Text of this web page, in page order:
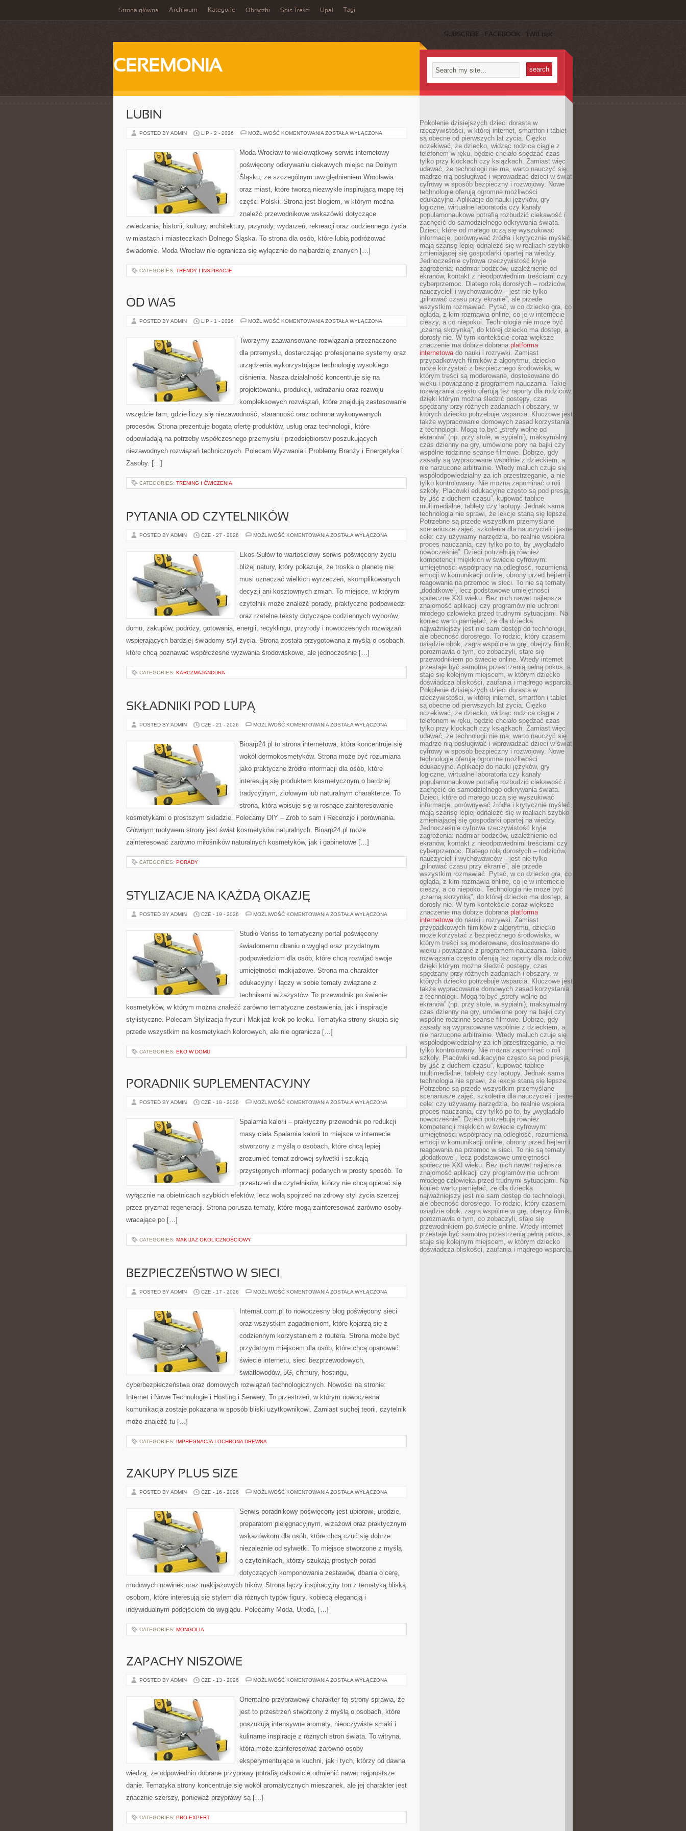
Strona główna Archiwum Kategorie Obrączki Spis Treści Upał Tagi
SUBSCRIBE FACEBOOK TWITTER
CEREMONIA
LUBIN
POSTED BY ADMIN LIP - 2 - 2026 MOŻLIWOŚĆ KOMENTOWANIA LUBIN
ZOSTAŁA WYŁĄCZONA
Moda Wrocław to wielowątkowy serwis internetowy
poświęcony odkrywaniu ciekawych miejsc na Dolnym
Śląsku, ze szczególnym uwzględnieniem Wrocławia
oraz miast, które tworzą niezwykle inspirującą mapę tej
części Polski. Strona jest blogiem, w którym można
znaleźć przewodnikowe wskazówki dotyczące
zwiedzania, historii, kultury, architektury, przyrody, wydarzeń, rekreacji oraz codziennego życia
w miastach i miasteczkach Dolnego Śląska. To strona dla osób, które lubią podróżować
świadomie. Moda Wrocław nie ogranicza się wyłącznie do najbardziej znanych […]
CATEGORIES: TRENDY I INSPIRACJE
OD WAS
POSTED BY ADMIN LIP - 1 - 2026 MOŻLIWOŚĆ KOMENTOWANIA OD
ZOSTAŁA WYŁĄCZONA
Tworzymy zaawansowane rozwiązania przeznaczone
dla przemysłu, dostarczając profesjonalne systemy oraz
urządzenia wykorzystujące technologię wysokiego
ciśnienia. Nasza działalność koncentruje się na
projektowaniu, produkcji, wdrażaniu oraz rozwoju
kompleksowych rozwiązań, które znajdują zastosowanie
wszędzie tam, gdzie liczy się niezawodność, staranność oraz ochrona wykonywanych
procesów. Strona prezentuje bogatą ofertę produktów, usług oraz technologii, które
odpowiadają na potrzeby współczesnego przemysłu i przedsiębiorstw poszukujących
niezawodnych rozwiązań technicznych. Polecam Wyzwania i Problemy Branży i Energetyka i
Zasoby. […]
CATEGORIES: TRENING I ĆWICZENIA
PYTANIA OD CZYTELNIKÓW
POSTED BY ADMIN CZE - 27 - 2026 MOŻLIWOŚĆ KOMENTOWANIA PYTANIA
ZOSTAŁA WYŁĄCZONA
Ekos-Sułów to wartościowy serwis poświęcony życiu
bliżej natury, który pokazuje, że troska o planetę nie
musi oznaczać wielkich wyrzeczeń, skomplikowanych
decyzji ani kosztownych zmian. To miejsce, w którym
czytelnik może znaleźć porady, praktyczne podpowiedzi
oraz rzetelne teksty dotyczące codziennych wyborów,
domu, zakupów, podróży, gotowania, energii, recyklingu, przyrody i nowoczesnych rozwiązań
wspierających bardziej świadomy styl życia. Strona została przygotowana z myślą o osobach,
które chcą poznawać współczesne wyzwania środowiskowe, ale jednocześnie […]
CATEGORIES: KARCZMAJANDURA
SKŁADNIKI POD LUPĄ
POSTED BY ADMIN CZE - 21 - 2026 MOŻLIWOŚĆ KOMENTOWANIA SKŁADNIKI
ZOSTAŁA WYŁĄCZONA
Bioarp24.pl to strona internetowa, która koncentruje się
wokół dermokosmetyków. Strona może być rozumiana
jako praktyczne źródło informacji dla osób, które
interesują się produktem kosmetycznym o bardziej
tradycyjnym, ziołowym lub naturalnym charakterze. To
strona, która wpisuje się w rosnące zainteresowanie
kosmetykami o prostszym składzie. Polecamy DIY – Zrób to sam i Recenzje i porównania.
Głównym motywem strony jest świat kosmetyków naturalnych. Bioarp24.pl może
zainteresować zarówno miłośników naturalnych kosmetyków, jak i gabinetowe […]
CATEGORIES: PORADY
STYLIZACJE NA KAŻDĄ OKAZJĘ
POSTED BY ADMIN CZE - 19 - 2026 MOŻLIWOŚĆ KOMENTOWANIA STYLIZACJE
OKAZJĘ
ZOSTAŁA WYŁĄCZONA
Studio Veriss to tematyczny portal poświęcony
świadomemu dbaniu o wygląd oraz przydatnym
podpowiedziom dla osób, które chcą rozwijać swoje
umiejętności makijażowe. Strona ma charakter
edukacyjny i łączy w sobie tematy związane z
technikami wizażystów. To przewodnik po świecie
kosmetyków, w którym można znaleźć zarówno tematyczne zestawienia, jak i inspiracje
stylistyczne. Polecam Stylizacja fryzur i Makijaż krok po kroku. Tematyka strony skupia się
przede wszystkim na kosmetykach kolorowych, ale nie ogranicza […]
CATEGORIES: EKO W DOMU
PORADNIK SUPLEMENTACYJNY
POSTED BY ADMIN CZE - 18 - 2026 MOŻLIWOŚĆ KOMENTOWANIA PORADNIK
ZOSTAŁA WYŁĄCZONA
Spalarnia kalorii – praktyczny przewodnik po redukcji
masy ciała Spalarnia kalorii to miejsce w internecie
stworzony z myślą o osobach, które chcą lepiej
zrozumieć temat zdrowej sylwetki i szukają
przystępnych informacji podanych w prosty sposób. To
przestrzeń dla czytelników, którzy nie chcą opierać się
wyłącznie na obietnicach szybkich efektów, lecz wolą spojrzeć na zdrowy styl życia szerzej:
przez pryzmat regeneracji. Strona porusza tematy, które mogą zainteresować zarówno osoby
wracające po […]
CATEGORIES: MAKIJAŻ OKOLICZNOŚCIOWY
BEZPIECZEŃSTWO W SIECI
POSTED BY ADMIN CZE - 17 - 2026 MOŻLIWOŚĆ KOMENTOWANIA BEZPIECZEŃSTWO
ZOSTAŁA WYŁĄCZONA
Internat.com.pl to nowoczesny blog poświęcony sieci
oraz wszystkim zagadnieniom, które kojarzą się z
codziennym korzystaniem z routera. Strona może być
przydatnym miejscem dla osób, które chcą opanować
świecie internetu, sieci bezprzewodowych,
światłowodów, 5G, chmury, hostingu,
cyberbezpieczeństwa oraz domowych rozwiązań technologicznych. Nowości na stronie:
Internet i Nowe Technologie i Hosting i Serwery. To przestrzeń, w którym nowoczesna
komunikacja zostaje pokazana w sposób bliski użytkownikowi. Zamiast suchej teorii, czytelnik
może znaleźć tu […]
CATEGORIES: IMPREGNACJA I OCHRONA DREWNA
ZAKUPY PLUS SIZE
POSTED BY ADMIN CZE - 16 - 2026 MOŻLIWOŚĆ KOMENTOWANIA ZAKUPY
ZOSTAŁA WYŁĄCZONA
Serwis poradnikowy poświęcony jest ubiorowi, urodzie,
preparatom pielęgnacyjnym, wizażowi oraz praktycznym
wskazówkom dla osób, które chcą czuć się dobrze
niezależnie od sylwetki. To miejsce stworzone z myślą
o czytelnikach, którzy szukają prostych porad
dotyczących komponowania zestawów, dbania o cerę,
modowych nowinek oraz makijażowych trików. Strona łączy inspiracyjny ton z tematyką bliską
osobom, które interesują się stylem dla różnych typów figury, kobiecą elegancją i
indywidualnym podejściem do wyglądu. Polecamy Moda, Uroda, […]
CATEGORIES: MONGOLIA
ZAPACHY NISZOWE
POSTED BY ADMIN CZE - 13 - 2026 MOŻLIWOŚĆ KOMENTOWANIA ZAPACHY
ZOSTAŁA WYŁĄCZONA
Orientalno-przyprawowy charakter tej strony sprawia, że
jest to przestrzeń stworzony z myślą o osobach, które
poszukują intensywne aromaty, nieoczywiste smaki i
kulinarne inspiracje z różnych stron świata. To witryna,
która może zainteresować zarówno osoby
eksperymentujące w kuchni, jak i tych, którzy od dawna
wiedzą, że odpowiednio dobrane przyprawy potrafią całkowicie odmienić nawet najprostsze
danie. Tematyka strony koncentruje się wokół aromatycznych mieszanek, ale jej charakter jest
znacznie szerszy, ponieważ przyprawy są […]
CATEGORIES: PRO-EXPERT
Pokolenie dzisiejszych dzieci dorasta w
rzeczywistości, w której internet, smartfon i tablet
są obecne od pierwszych lat życia. Ciężko
oczekiwać, że dziecko, widząc rodzica ciągle z
telefonem w ręku, będzie chciało spędzać czas
tylko przy klockach czy książkach. Zamiast więc
udawać, że technologii nie ma, warto nauczyć się
mądrze nią posługiwać i wprowadzać dzieci w świat
cyfrowy w sposób bezpieczny i rozwojowy. Nowe
technologie oferują ogromne możliwości
edukacyjne. Aplikacje do nauki języków, gry
logiczne, wirtualne laboratoria czy kanały
popularnonaukowe potrafią rozbudzić ciekawość i
zachęcić do samodzielnego odkrywania świata.
Dzieci, które od małego uczą się wyszukiwać
informacje, porównywać źródła i krytycznie myśleć,
mają szansę lepiej odnaleźć się w realiach szybko
zmieniającej się gospodarki opartej na wiedzy.
Jednocześnie cyfrowa rzeczywistość kryje
zagrożenia: nadmiar bodźców, uzależnienie od
ekranów, kontakt z nieodpowiednimi treściami czy
cyberprzemoc. Dlatego rolą dorosłych – rodziców,
nauczycieli i wychowawców – jest nie tylko
„pilnować czasu przy ekranie”, ale przede
wszystkim rozmawiać. Pytać, w co dziecko gra, co
ogląda, z kim rozmawia online, co je w internecie
cieszy, a co niepokoi. Technologia nie może być
„czarną skrzynką”, do której dziecko ma dostęp, a
dorosły nie. W tym kontekście coraz większe
znaczenie ma dobrze dobrana platforma
internetowado nauki i rozrywki. Zamiast
przypadkowych filmików z algorytmu, dziecko
może korzystać z bezpiecznego środowiska, w
którym treści są moderowane, dostosowane do
wieku i powiązane z programem nauczania. Takie
rozwiązania często oferują też raporty dla rodziców,
dzięki którym można śledzić postępy, czas
spędzany przy różnych zadaniach i obszary, w
których dziecko potrzebuje wsparcia. Kluczowe jest
także wypracowanie domowych zasad korzystania
z technologii. Mogą to być „strefy wolne od
ekranów” (np. przy stole, w sypialni), maksymalny
czas dzienny na gry, umówione pory na bajki czy
wspólne rodzinne seanse filmowe. Dobrze, gdy
zasady są wypracowane wspólnie z dzieckiem, a
nie narzucone arbitralnie. Wtedy maluch czuje się
współodpowiedzialny za ich przestrzeganie, a nie
tylko kontrolowany. Nie można zapominać o roli
szkoły. Placówki edukacyjne często są pod presją,
by „iść z duchem czasu”, kupować tablice
multimedialne, tablety czy laptopy. Jednak sama
technologia nie sprawi, że lekcje staną się lepsze.
Potrzebne są przede wszystkim przemyślane
scenariusze zajęć, szkolenia dla nauczycieli i jasne
cele: czy używamy narzędzia, bo realnie wspiera
proces nauczania, czy tylko po to, by „wyglądało
nowocześnie”. Dzieci potrzebują również
kompetencji miękkich w świecie cyfrowym:
umiejętności współpracy na odległość, rozumienia
emocji w komunikacji online, obrony przed hejtem i
reagowania na przemoc w sieci. To nie są tematy
„dodatkowe”, lecz podstawowe umiejętności
społeczne XXI wieku. Bez nich nawet najlepsza
znajomość aplikacji czy programów nie uchroni
młodego człowieka przed trudnymi sytuacjami. Na
koniec warto pamiętać, że dla dziecka
najważniejszy jest nie sam dostęp do technologii,
ale obecność dorosłego. To rodzic, który czasem
usiądzie obok, zagra wspólnie w grę, obejrzy filmik,
porozmawia o tym, co zobaczyli, staje się
przewodnikiem po świecie online. Wtedy internet
przestaje być samotną przestrzenią pełną pokus, a
staje się kolejnym miejscem, w którym dziecko
doświadcza bliskości, zaufania i mądrego wsparcia.
Pokolenie dzisiejszych dzieci dorasta w
rzeczywistości, w której internet, smartfon i tablet
są obecne od pierwszych lat życia. Ciężko
oczekiwać, że dziecko, widząc rodzica ciągle z
telefonem w ręku, będzie chciało spędzać czas
tylko przy klockach czy książkach. Zamiast więc
udawać, że technologii nie ma, warto nauczyć się
mądrze nią posługiwać i wprowadzać dzieci w świat
cyfrowy w sposób bezpieczny i rozwojowy. Nowe
technologie oferują ogromne możliwości
edukacyjne. Aplikacje do nauki języków, gry
logiczne, wirtualne laboratoria czy kanały
popularnonaukowe potrafią rozbudzić ciekawość i
zachęcić do samodzielnego odkrywania świata.
Dzieci, które od małego uczą się wyszukiwać
informacje, porównywać źródła i krytycznie myśleć,
mają szansę lepiej odnaleźć się w realiach szybko
zmieniającej się gospodarki opartej na wiedzy.
Jednocześnie cyfrowa rzeczywistość kryje
zagrożenia: nadmiar bodźców, uzależnienie od
ekranów, kontakt z nieodpowiednimi treściami czy
cyberprzemoc. Dlatego rolą dorosłych – rodziców,
nauczycieli i wychowawców – jest nie tylko
„pilnować czasu przy ekranie”, ale przede
wszystkim rozmawiać. Pytać, w co dziecko gra, co
ogląda, z kim rozmawia online, co je w internecie
cieszy, a co niepokoi. Technologia nie może być
„czarną skrzynką”, do której dziecko ma dostęp, a
dorosły nie. W tym kontekście coraz większe
znaczenie ma dobrze dobrana platforma
internetowado nauki i rozrywki. Zamiast
przypadkowych filmików z algorytmu, dziecko
może korzystać z bezpiecznego środowiska, w
którym treści są moderowane, dostosowane do
wieku i powiązane z programem nauczania. Takie
rozwiązania często oferują też raporty dla rodziców,
dzięki którym można śledzić postępy, czas
spędzany przy różnych zadaniach i obszary, w
których dziecko potrzebuje wsparcia. Kluczowe jest
także wypracowanie domowych zasad korzystania
z technologii. Mogą to być „strefy wolne od
ekranów” (np. przy stole, w sypialni), maksymalny
czas dzienny na gry, umówione pory na bajki czy
wspólne rodzinne seanse filmowe. Dobrze, gdy
zasady są wypracowane wspólnie z dzieckiem, a
nie narzucone arbitralnie. Wtedy maluch czuje się
współodpowiedzialny za ich przestrzeganie, a nie
tylko kontrolowany. Nie można zapominać o roli
szkoły. Placówki edukacyjne często są pod presją,
by „iść z duchem czasu”, kupować tablice
multimedialne, tablety czy laptopy. Jednak sama
technologia nie sprawi, że lekcje staną się lepsze.
Potrzebne są przede wszystkim przemyślane
scenariusze zajęć, szkolenia dla nauczycieli i jasne
cele: czy używamy narzędzia, bo realnie wspiera
proces nauczania, czy tylko po to, by „wyglądało
nowocześnie”. Dzieci potrzebują również
kompetencji miękkich w świecie cyfrowym:
umiejętności współpracy na odległość, rozumienia
emocji w komunikacji online, obrony przed hejtem i
reagowania na przemoc w sieci. To nie są tematy
„dodatkowe”, lecz podstawowe umiejętności
społeczne XXI wieku. Bez nich nawet najlepsza
znajomość aplikacji czy programów nie uchroni
młodego człowieka przed trudnymi sytuacjami. Na
koniec warto pamiętać, że dla dziecka
najważniejszy jest nie sam dostęp do technologii,
ale obecność dorosłego. To rodzic, który czasem
usiądzie obok, zagra wspólnie w grę, obejrzy filmik,
porozmawia o tym, co zobaczyli, staje się
przewodnikiem po świecie online. Wtedy internet
przestaje być samotną przestrzenią pełną pokus, a
staje się kolejnym miejscem, w którym dziecko
doświadcza bliskości, zaufania i mądrego wsparcia.